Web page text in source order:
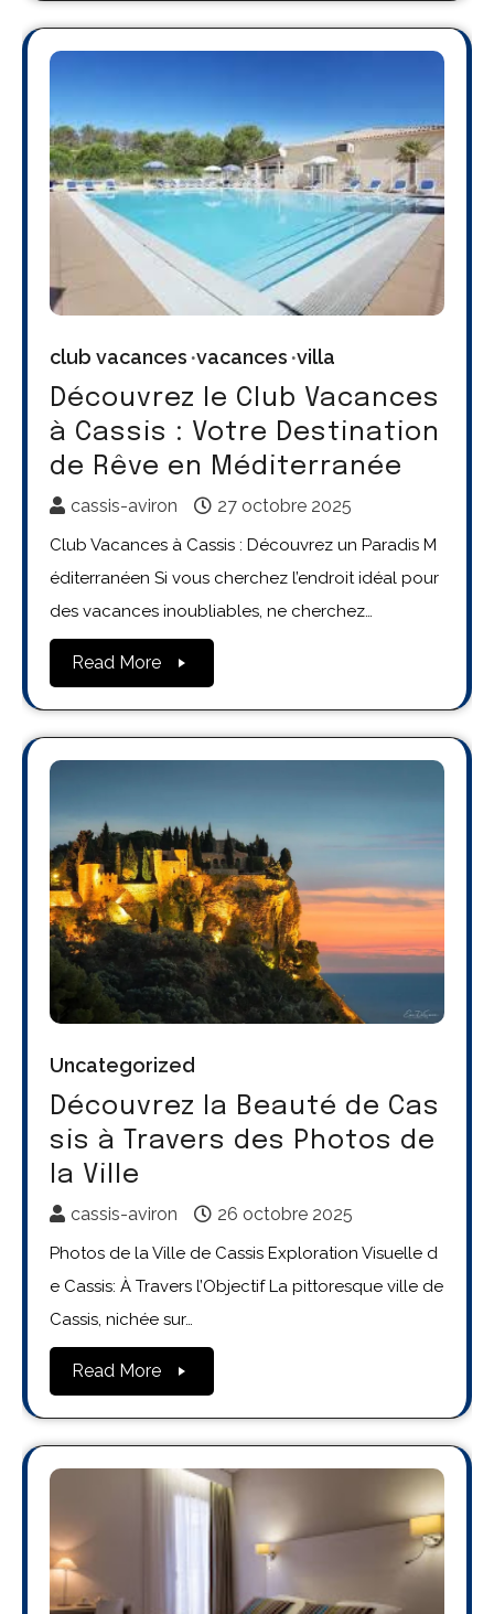
club vacances vacances villa
Découvrez le Club Vacances
à Cassis : Votre Destination
de Rêve en Méditerranée
cassis-aviron 27 octobre 2025
Club Vacances à Cassis : Découvrez un Paradis M
éditerranéen Si vous cherchez l’endroit idéal pour
des vacances inoubliables, ne cherchez…
Read More
Uncategorized
Découvrez la Beauté de Cas
sis à Travers des Photos de
la Ville
cassis-aviron 26 octobre 2025
Photos de la Ville de Cassis Exploration Visuelle d
e Cassis: À Travers l’Objectif La pittoresque ville de
Cassis, nichée sur…
Read More